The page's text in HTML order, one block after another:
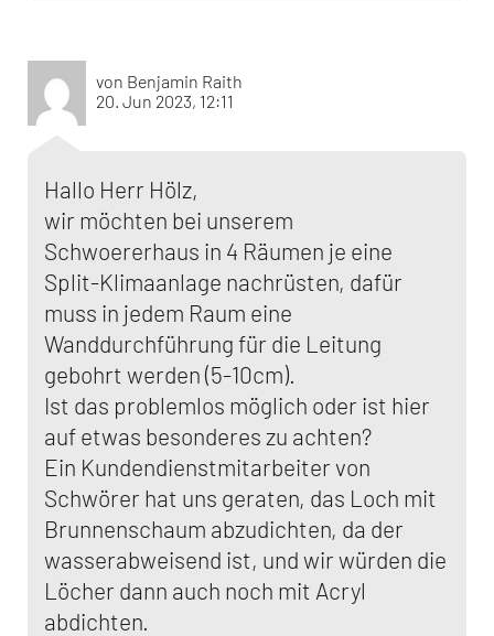
von Benjamin Raith
20. Jun 2023, 12:11
Hallo Herr Hölz,
wir möchten bei unserem
Schwoererhaus in 4 Räumen je eine
Split-Klimaanlage nachrüsten, dafür
muss in jedem Raum eine
Wanddurchführung für die Leitung
gebohrt werden (5-10cm).
Ist das problemlos möglich oder ist hier
auf etwas besonderes zu achten?
Ein Kundendienstmitarbeiter von
Schwörer hat uns geraten, das Loch mit
Brunnenschaum abzudichten, da der
wasserabweisend ist, und wir würden die
Löcher dann auch noch mit Acryl
abdichten.